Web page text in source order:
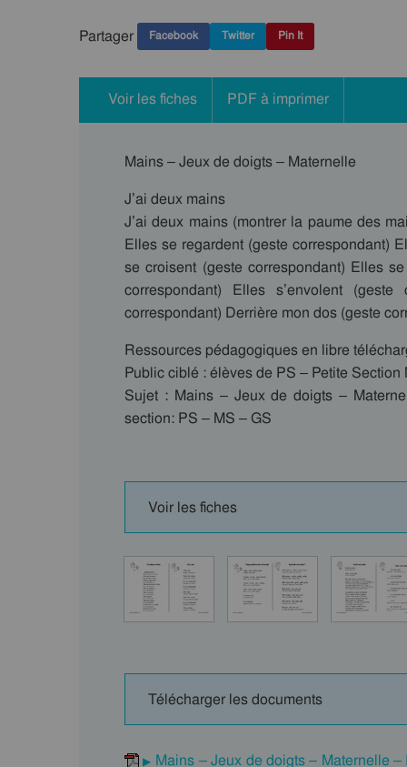
Partager Facebook Twitter Pin It
Voir les fiches PDF à imprimer
Mains – Jeux de doigts – Maternelle
J’ai deux mains
J’ai deux mains (montrer la paume des
Elles se regardent (geste correspondant)
se croisent (geste correspondant) Elles
correspondant) Elles s’envolent
correspondant) Derrière mon dos (geste
Ressources pédagogiques en libre
Public ciblé : élèves de PS – Petite
Sujet : Mains – Jeux de doigts –
section: PS – MS – GS
Voir les fiches
Télécharger les documents
Mains – Jeux de doigts – Maternelle